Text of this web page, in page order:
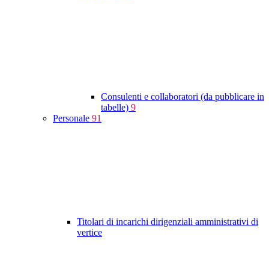
Consulenti e collaboratori (da pubblicare in
tabelle) 9
Personale 91
Titolari di incarichi dirigenziali amministrativi di
vertice